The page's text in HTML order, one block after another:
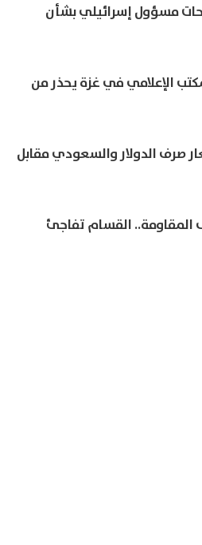
مسؤول إسرائيلي بشأن
الإعلامي في غزة يحذر من
صرف الدولار والسعودي مقابل
المقاومة.. القسام تفاجئ